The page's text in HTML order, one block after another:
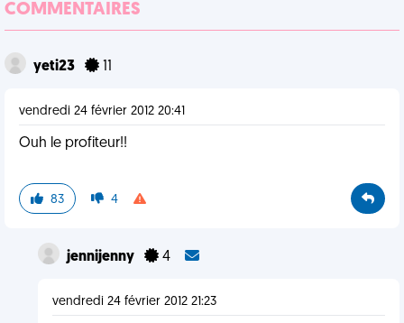
COMMENTAIRES
yeti23
vendredi 24 février 2012 20:41
Ouh le profiteur!!
83 4
jennijenny 4
vendredi 24 février 2012 21:23